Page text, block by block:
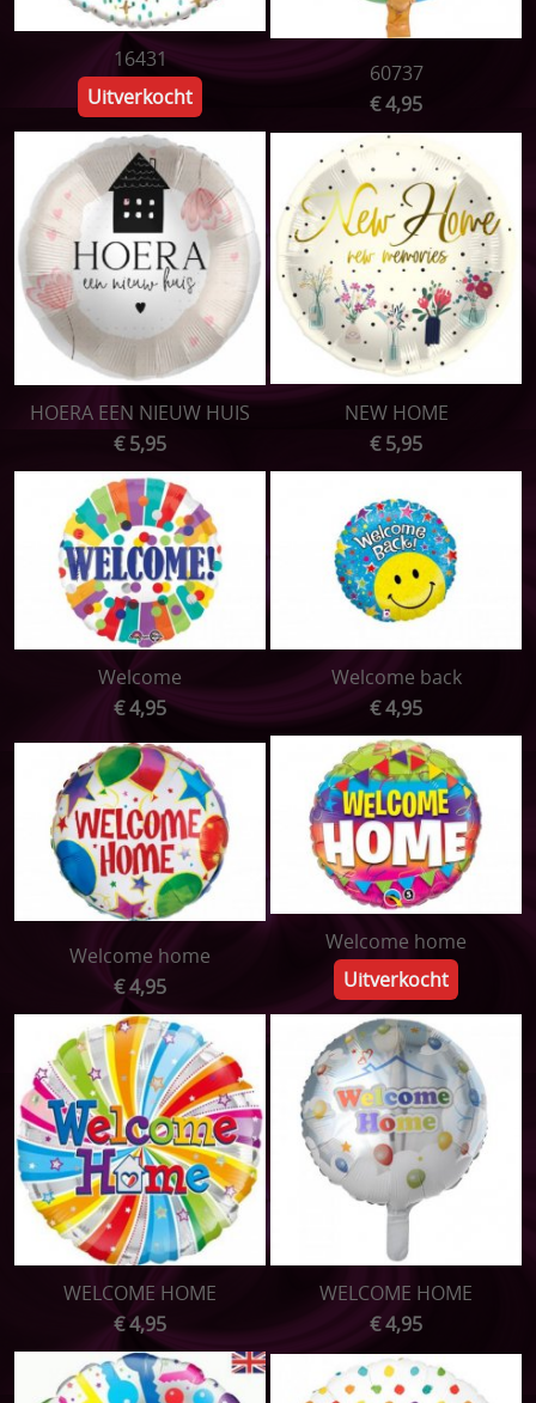
ONTBIJTMANDEN
Acties
Pampertaarten
Speenkoordjes
Sleutelhangers
Speelkoord buggy
Bijtringen
Setjes
16431
Uitverkocht
60737
€ 4,95
HOERA EEN NIEUW HUIS
€ 5,95
NEW HOME
€ 5,95
Welcome
€ 4,95
Welcome back
€ 4,95
Welcome home
€ 4,95
Welcome home
Uitverkocht
WELCOME HOME
€ 4,95
WELCOME HOME
€ 4,95